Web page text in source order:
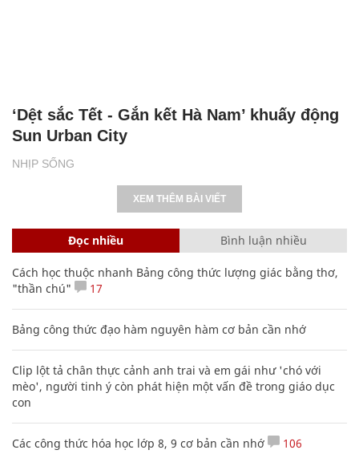
NHỊP SỐNG
‘Dệt sắc Tết - Gắn kết Hà Nam’ khuấy động
Sun Urban City
XEM THÊM BÀI VIẾT
Đọc nhiều Bình luận nhiều
Cách học thuộc nhanh Bảng công thức lượng giác bằng thơ,
"thần chú"
17
Bảng công thức đạo hàm nguyên hàm cơ bản cần nhớ
Clip lột tả chân thực cảnh anh trai và em gái như 'chó với
mèo', người tinh ý còn phát hiện một vấn đề trong giáo dục
con
Các công thức hóa học lớp 8, 9 cơ bản cần nhớ 106